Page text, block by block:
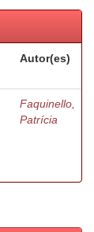
Autor(es)
Faquinello,
Patrícia